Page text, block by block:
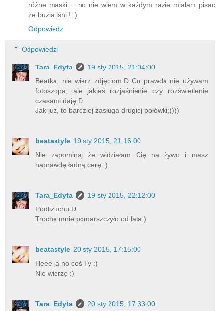
różne maski ....no nie wiem w każdym razie miałam pisac
że buzia lśni ! :)
Odpowiedz
Odpowiedzi
Tara_Edyta
19 sty 2015, 21:04:00
Beatka, nie wierz zdjęciom:D Co prawda nie używam
fotoszopa, ale jakieś rozjaśnienie czy rozświetlenie
czasami daję:D
Jak juz, to bardziej zasługa drugiej połówki;))))
beatastyle 19 sty 2015, 21:16:00
Nie zapominaj że widziałam Cię na żywo i masz
naprawdę ładną cerę :)
Tara_Edyta
19 sty 2015, 22:12:00
Podlizuchu:D
Trochę mnie pomarszczyło od lata;)
beatastyle 20 sty 2015, 17:15:00
Heee ja no coś Ty :)
Nie wierzę :)
Tara_Edyta
20 sty 2015, 17:33:00